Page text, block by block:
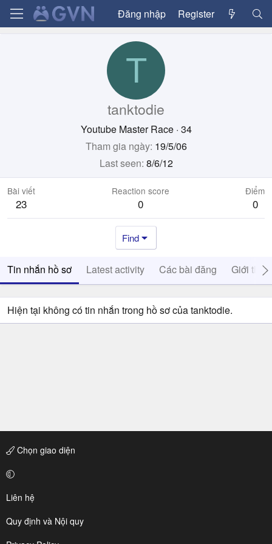
Đăng nhập Register
T
tanktodie
Youtube Master Race · 34
Tham gia ngày 19/5/06
Last seen 8/6/12
Bài viết
23
Reaction score
0
Điểm
0
Find
Tin nhắn hồ sơ Latest activity Các bài đăng Giới thiệu
Hiện tại không có tin nhắn trong hồ sơ của tanktodie.
Chọn giao diện
Liên hệ
Quy định và Nội quy